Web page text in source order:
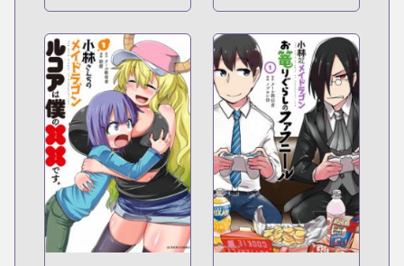
Chi no Maid
Dragon: Kanna
no Nichijou
Chi no Maid
Dragon: Elma no
OL Nikki